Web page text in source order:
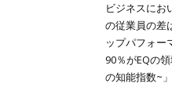
ビジネスにお
の従業員の差
ップパフォー
90％がEQの
の知能指数~